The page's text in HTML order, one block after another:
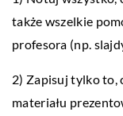
także wszelkie
profesora (np.
2) Zapisuj tylko to,
materiału